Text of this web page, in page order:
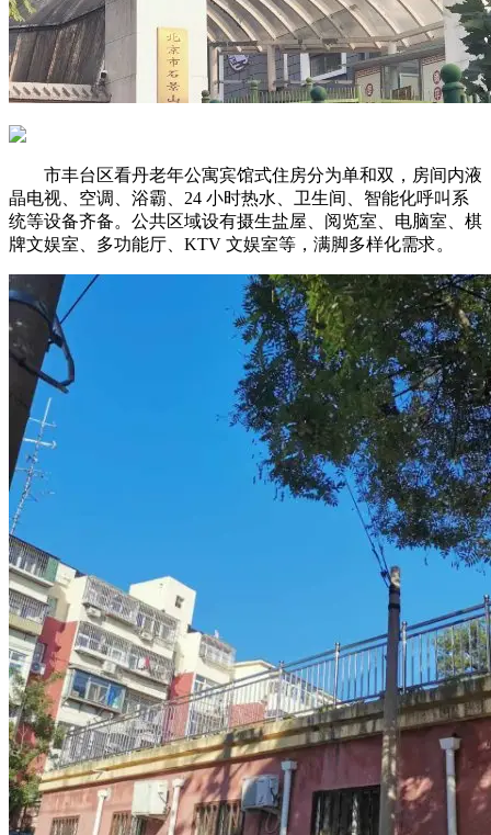
市丰台区看丹老年公寓宾馆式住房分为单和双，房间内液
晶电视、空调、浴霸、24 小时热水、卫生间、智能化呼叫系
统等设备齐备。公共区域设有摄生盐屋、阅览室、电脑室、棋
牌文娱室、多功能厅、KTV 文娱室等，满脚多样化需求。